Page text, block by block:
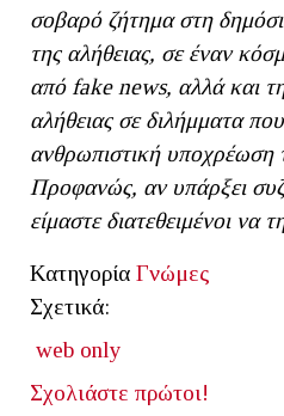
σοβαρό ζήτημα στη
της αλήθειας, σε έναν
από fake news, αλλά και
αλήθειας σε διλήμματα
ανθρωπιστική υποχρέωση
Προφανώς, αν υπάρξει
είμαστε διατεθειμένοι
Κατηγορία Γνώμες
Σχετικά:
web only
Σχολιάστε πρώτοι!